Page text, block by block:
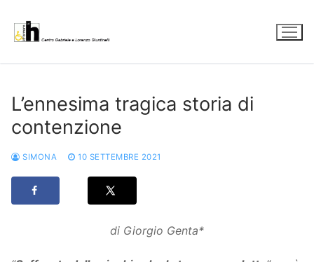
contenuto
L’ennesima tragica storia di
contenzione
SIMONA 10 SETTEMBRE 2021
di Giorgio Genta*